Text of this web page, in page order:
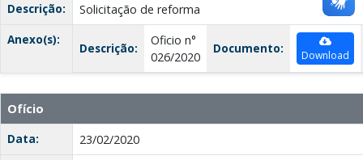
Descrição:
Solicitação de reforma
Anexo(s):
Descrição:
Oficio n°
026/2020
Documento: Download
Ofício
Data:
23/02/2020